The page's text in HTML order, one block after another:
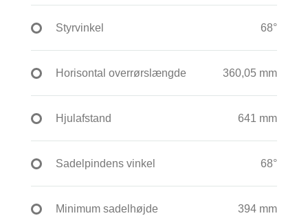
Styrvinkel 68°
Horisontal overrørslængde 360,05 mm
Hjulafstand 641 mm
Sadelpindens vinkel 68°
Minimum sadelhøjde 394 mm